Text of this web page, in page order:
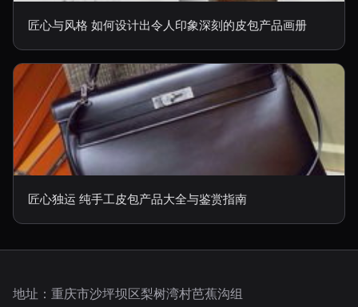
匠心与风格 如何设计出令人印象深刻的皮包产品画册
匠心独运 纯手工皮包产品大全与鉴赏指南
地址：重庆市沙坪坝区梨树湾村芭蕉沟组